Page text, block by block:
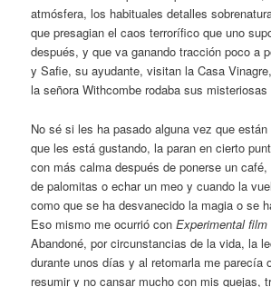
atmósfera, los habituales detalles
que presagian el caos terrorífico que uno
después, y que va ganando tracción poco a
y Safie, su ayudante, visitan la Casa
la señora Withcombe rodaba sus
No sé si les ha pasado alguna vez que
que les está gustando, la paran en cierto
con más calma después de ponerse un café,
de palomitas o echar un meo y cuando la
como que se ha desvanecido la magia o se
Eso mismo me ocurrió conExperimental film
Abandoné, por circunstancias de la vida, la
durante unos días y al retomarla me parecía
resumir y no cansar mucho con mis quejas,